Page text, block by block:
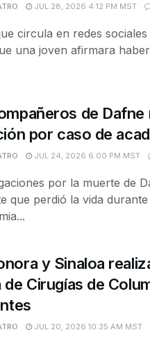
JUL 28, 2026 4:12 PM MST
circula en redes
una joven afirmara
de Dafne
por caso de
JUL 24, 2026 6:00 PM MST
por la muerte de
que perdió la vida
y Sinaloa
de Cirugías de
JUL 20, 2026 10:35 AM MST